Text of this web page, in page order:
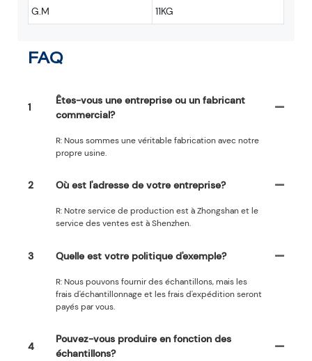
G.M 11KG
FAQ
1
Êtes-vous une entreprise ou un fabricant
commercial?
R: Nous sommes une véritable fabrication avec notre
propre usine.
2 Où est l'adresse de votre entreprise?
R: Notre service de production est à Zhongshan et le
service des ventes est à Shenzhen.
3 Quelle est votre politique d'exemple?
R: Nous pouvons fournir des échantillons, mais les
frais d'échantillonnage et les frais d'expédition seront
payés par vous.
4
Pouvez-vous produire en fonction des
échantillons?